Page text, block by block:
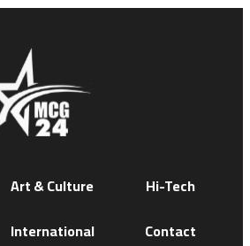
Art & Culture
International
Hi-Tech
Contact